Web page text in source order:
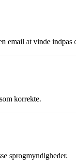
email at vinde indpas
korrekte.
sprogmyndigheder.